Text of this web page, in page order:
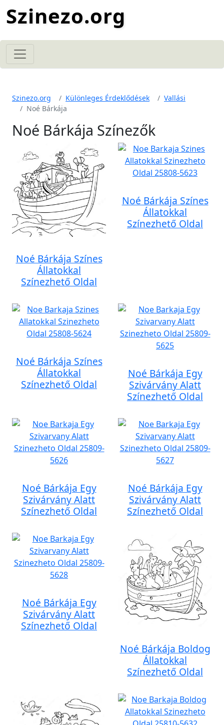
Szinezo.org
Szinezo.org Különleges Érdeklődések
Vallási
Noé Bárkája
Noé Bárkája Színezők
Noé Bárkája Színes
Állatokkal
Színezhető Oldal
Noé Bárkája Színes
Állatokkal
Színezhető Oldal
Noé Bárkája Színes
Állatokkal
Színezhető Oldal
Noé Bárkája Egy
Szivárvány Alatt
Színezhető Oldal
Noé Bárkája Egy
Szivárvány Alatt
Színezhető Oldal
Noé Bárkája Egy
Szivárvány Alatt
Színezhető Oldal
Noé Bárkája Egy
Szivárvány Alatt
Színezhető Oldal
Noé Bárkája Boldog
Állatokkal
Színezhető Oldal